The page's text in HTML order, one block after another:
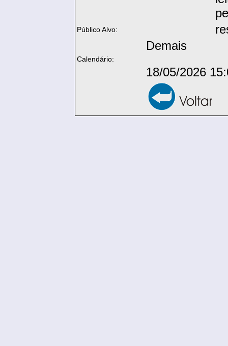
Público Alvo:
Demais
Calendário:
18/05/2026